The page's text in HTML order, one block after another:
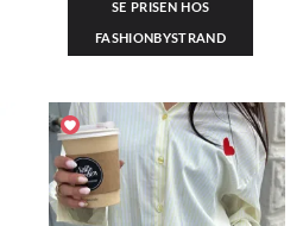
SE PRISEN HOS
FASHIONBYSTRAND